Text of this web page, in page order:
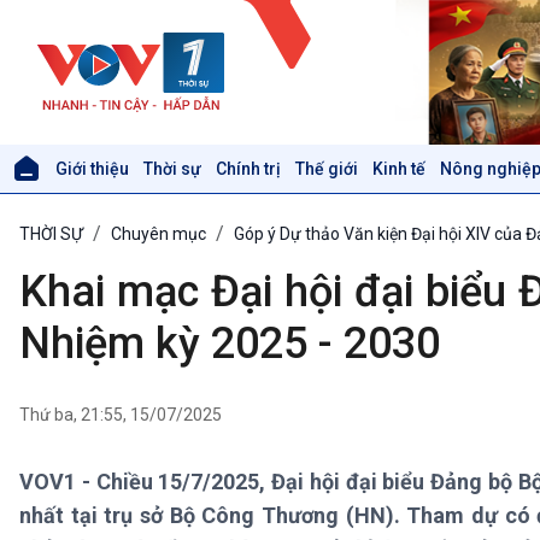
Giới thiệu Thời sự Chính trị Thế giới Kinh tế Nông
Thời sự 6h
Thời sự 12h
Thời sự 18h
Thời sự 21h30
Bản tin
Xã hội
Tin Đời sống & Xã hội
Khoa học & Công nghệ
Tin Khoa học & Công nghệ
THỜI SỰ Chuyên mục Góp ý Dự thảo Văn kiện Đại hội XIV của
Khai mạc Đại hội đại biểu
Nhiệm kỳ 2025 - 2030
Thứ ba, 21:55, 15/07/2025
VOV1 - Chiều 15/7/2025, Đại hội đại biểu Đảng bộ
nhất tại trụ sở Bộ Công Thương (HN). Tham dự